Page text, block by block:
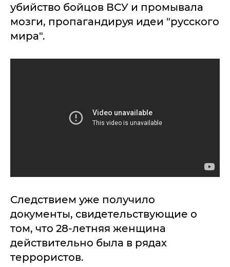
убийство бойцов ВСУ и промывала
мозги, пропагандируя идеи "русского
мира".
Следствием уже получило
документы, свидетельствующие о
том, что 28-летняя женщина
действительно была в рядах
террористов.